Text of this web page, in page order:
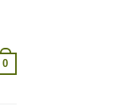
0